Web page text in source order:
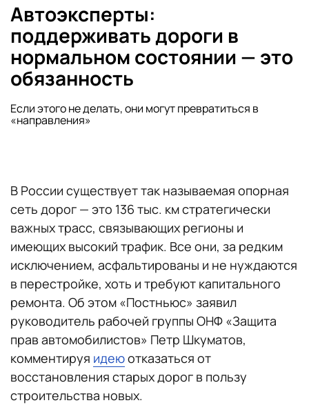
Автоэксперты:
поддерживать дороги в
нормальном состоянии — это
обязанность
Если этого не делать, они могут превратиться в
«направления»
В России существует так называемая опорная
сеть дорог — это 136 тыс. км стратегически
важных трасс, связывающих регионы и
имеющих высокий трафик. Все они, за редким
исключением, асфальтированы и не нуждаются
в перестройке, хоть и требуют капитального
ремонта. Об этом «Постньюс» заявил
руководитель рабочей группы ОНФ «Защита
прав автомобилистов» Петр Шкуматов,
комментируя идеюотказаться от
восстановления старых дорог в пользу
строительства новых.